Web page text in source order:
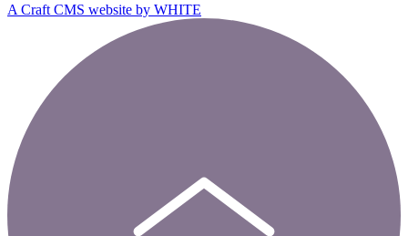
A Craft CMS website by WHITE